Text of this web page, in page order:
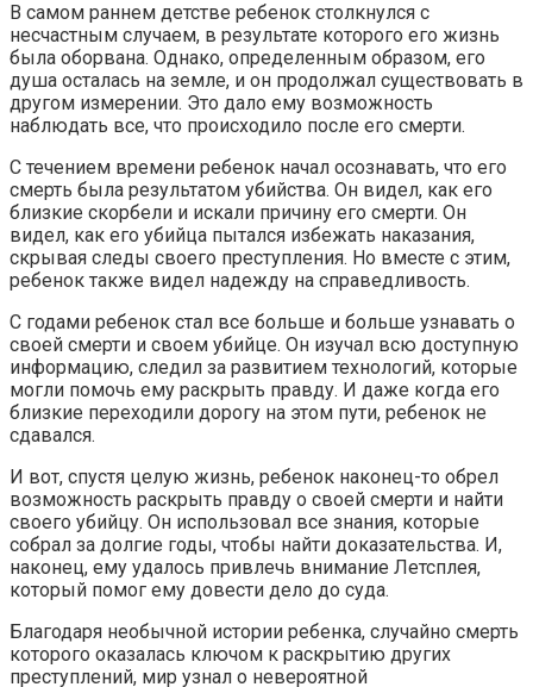
В самом раннем детстве ребенок столкнулся с
несчастным случаем, в результате которого его жизнь
была оборвана. Однако, определенным образом, его
душа осталась на земле, и он продолжал существовать в
другом измерении. Это дало ему возможность
наблюдать все, что происходило после его смерти.
С течением времени ребенок начал осознавать, что его
смерть была результатом убийства. Он видел, как его
близкие скорбели и искали причину его смерти. Он
видел, как его убийца пытался избежать наказания,
скрывая следы своего преступления. Но вместе с этим,
ребенок также видел надежду на справедливость.
С годами ребенок стал все больше и больше узнавать о
своей смерти и своем убийце. Он изучал всю доступную
информацию, следил за развитием технологий, которые
могли помочь ему раскрыть правду. И даже когда его
близкие переходили дорогу на этом пути, ребенок не
сдавался.
И вот, спустя целую жизнь, ребенок наконец-то обрел
возможность раскрыть правду о своей смерти и найти
своего убийцу. Он использовал все знания, которые
собрал за долгие годы, чтобы найти доказательства. И,
наконец, ему удалось привлечь внимание Летсплея,
который помог ему довести дело до суда.
Благодаря необычной истории ребенка, случайно смерть
которого оказалась ключом к раскрытию других
преступлений, мир узнал о невероятной